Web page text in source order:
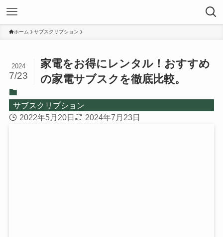
ホーム サブスクリプション
家電をお得にレンタル！おすすめ
の家電サブスクを徹底比較。
2024
7/23
サブスクリプション
2022年5月20日
2024年7月23日